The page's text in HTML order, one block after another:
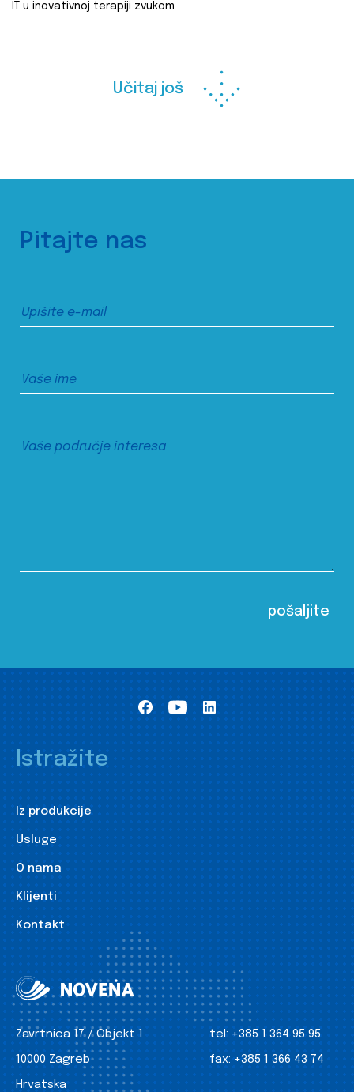
IT u inovativnoj terapiji zvukom
Učitaj još
Pitajte nas
Istražite
Iz produkcije
Usluge
O nama
Klijenti
Kontakt
Zavrtnica 17 / Objekt 1
10000 Zagreb
Hrvatska
tel: +385 1 364 95 95
fax: +385 1 366 43 74